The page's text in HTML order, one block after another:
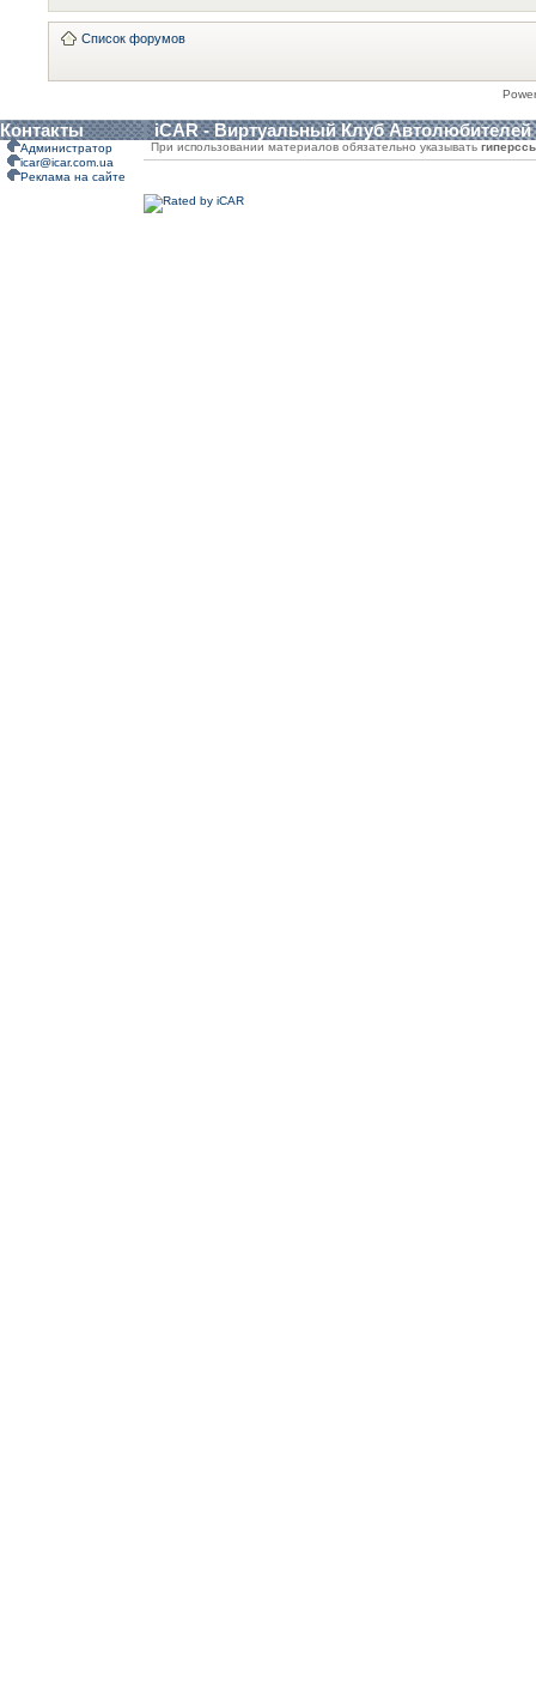
Список форумов
Контакты iCAR - Виртуальный Клуб Автолюбителей
Администратор
icar@icar.com.ua
Реклама на сайте
При использовании материалов обязательно указывать